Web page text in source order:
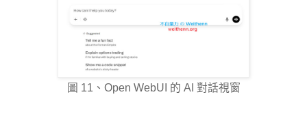
圖 11、Open WebUI 的 AI 對話視窗